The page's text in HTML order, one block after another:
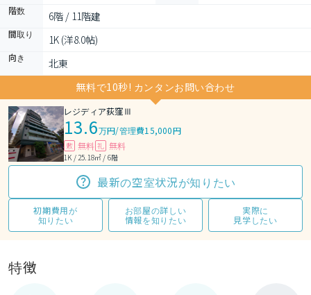
階数 6階 / 11階建
間取り 1K (洋8.0帖)
向き
北東
無料で10秒! カンタンお問い合わせ
レジディア荻窪Ⅲ
13.6万円/管理費15,000円
敷 無料 礼 無料
1K / 25.18㎡ / 6階
最新の空室状況が知りたい
初期費用が
知りたい
お部屋の詳しい
情報を知りたい
実際に
見学したい
特徴